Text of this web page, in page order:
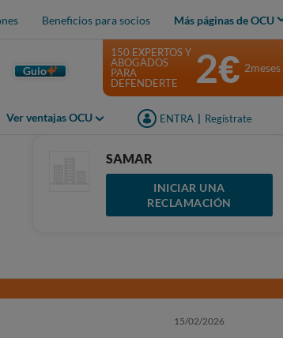
Beneficios para socios Más páginas de OCU
Guio
Ver ventajas OCU ENTRA Regístrate
150 EXPERTOS Y
ABOGADOS
PARA
DEFENDERTE
2€ 2meses
SAMAR
INICIAR UNA
RECLAMACIÓN
15/02/2026